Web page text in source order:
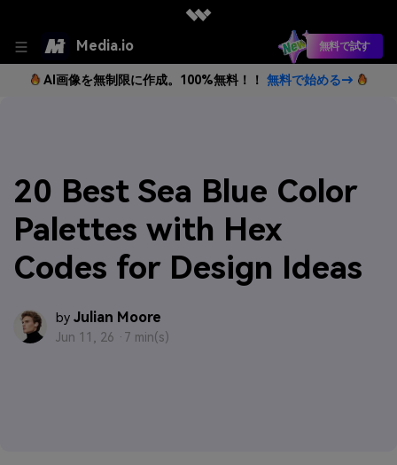
Media.io 無料で試す
AI画像を無制限に作成。100%無料！！ 無料で始める→
20 Best Sea Blue Color
Palettes with Hex
Codes for Design Ideas
by Julian Moore
Jun 11, 26 · 7 min(s)